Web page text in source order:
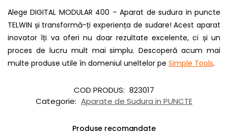
Alege DIGITAL MODULAR 400 – Aparat de sudura in puncte
TELWIN și transformă-ți experiența de sudare! Acest aparat
inovator îți va oferi nu doar rezultate excelente, ci și un
proces de lucru mult mai simplu. Descoperă acum mai
multe produse utile în domeniul uneltelor pe Simple Tools.
COD PRODUS: 823017
Categorie: Aparate de Sudura in PUNCTE
Produse recomandate